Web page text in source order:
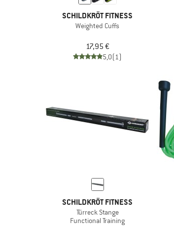
SCHILDKRÖT FITNESS
Weighted Cuffs
17,95 €
5,0(1)
SCHILDKRÖT FITNESS
Türreck Stange
Functional Training